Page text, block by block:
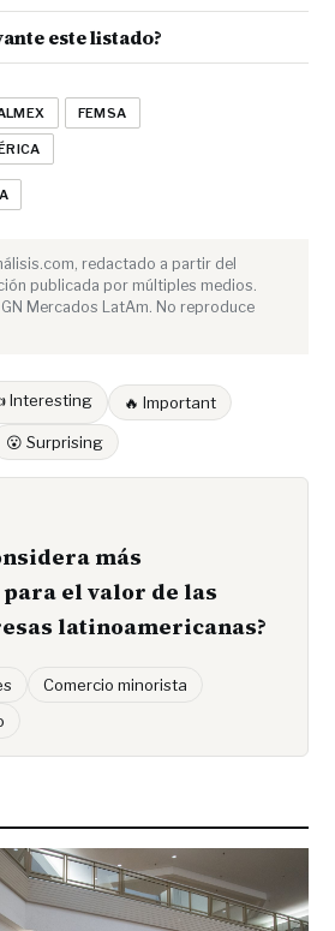
este listado?
FEMSA
redactado a partir del
publicada por múltiples medios.
Mercados LatAm. No reproduce
Interesting 🔥 Important
😮 Surprising
más
el valor de las
latinoamericanas?
Comercio minorista